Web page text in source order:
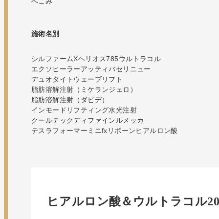
ヒアルロン酸＆ウルトラコル
施術名別
シルファームXヘリオス785ウルトラコル
エクソヒーラーアッティバセリニュー
デュオタイト ウェーブリフト
脂肪溶解注射（ミケランジェロ）
脂肪溶解注射（ダビデ）
インモードリフティング水光注射
クールテックディファインルメッカ
テスラフォーマー ミニfx リボーンヒアルロン酸